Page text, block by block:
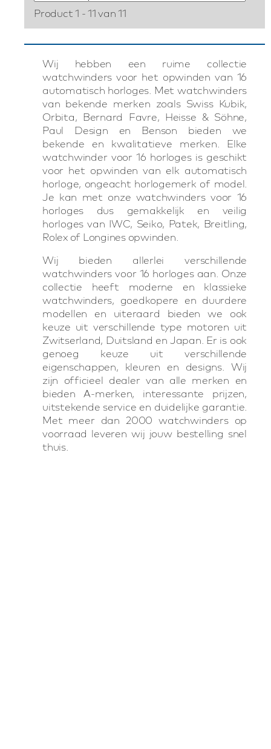
Product 1 - 11 van 11
Wij hebben een ruime collectie
watchwinders voor het opwinden van 16
automatisch horloges. Met watchwinders
van bekende merken zoals Swiss Kubik,
Orbita, Bernard Favre, Heisse & Söhne,
Paul Design en Benson bieden we
bekende en kwalitatieve merken. Elke
watchwinder voor 16 horloges is geschikt
voor het opwinden van elk automatisch
horloge, ongeacht horlogemerk of model.
Je kan met onze watchwinders voor 16
horloges dus gemakkelijk en veilig
horloges van IWC, Seiko, Patek, Breitling,
Rolex of Longines opwinden.
Wij bieden allerlei verschillende
watchwinders voor 16 horloges aan. Onze
collectie heeft moderne en klassieke
watchwinders, goedkopere en duurdere
modellen en uiteraard bieden we ook
keuze uit verschillende type motoren uit
Zwitserland, Duitsland en Japan. Er is ook
genoeg keuze uit verschillende
eigenschappen, kleuren en designs. Wij
zijn officieel dealer van alle merken en
bieden A-merken, interessante prijzen,
uitstekende service en duidelijke garantie.
Met meer dan 2000 watchwinders op
voorraad leveren wij jouw bestelling snel
thuis.